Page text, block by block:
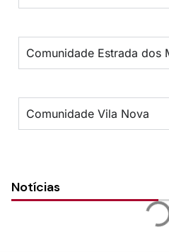
Comunidade Estrada dos
Comunidade Vila Nova
Notícias